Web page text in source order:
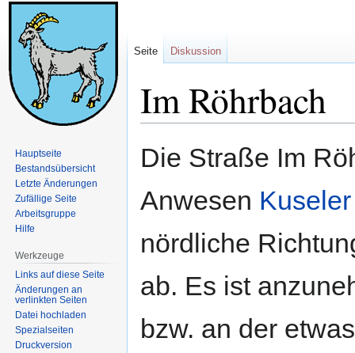
Im Röhrbach
Navigation
Suche
Die Straße Im
Anwesen
nördliche
ab. Es ist
bzw. an der
Seite Diskussion
Hauptseite
Bestandsübersicht
Letzte Änderungen
Zufällige Seite
Arbeitsgruppe
Hilfe
Werkzeuge
Links auf diese Seite
Änderungen an
verlinkten Seiten
Datei hochladen
Spezialseiten
Druckversion